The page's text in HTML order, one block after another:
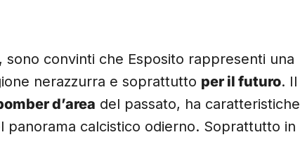
sono convinti che Esposito rappresenti una
nerazzurra e soprattutto per il futuro. Il
d’area del passato, ha caratteristiche
panorama calcistico odierno. Soprattutto in